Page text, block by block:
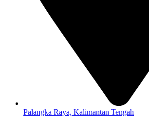
Palangka Raya, Kalimantan Tengah